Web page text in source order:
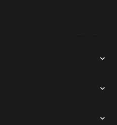


